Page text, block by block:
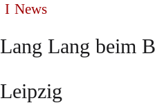
News
Lang Lang beim
Leipzig